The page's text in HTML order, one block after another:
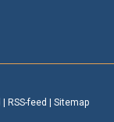
| RSS-feed | Sitemap